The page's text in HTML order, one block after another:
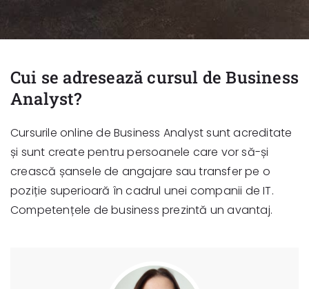
Cui se adresează cursul de Business
Analyst?
Cursurile online de Business Analyst sunt acreditate
și sunt create pentru persoanele care vor să-și
crească șansele de angajare sau transfer pe o
poziție superioară în cadrul unei companii de IT.
Competențele de business prezintă un avantaj.